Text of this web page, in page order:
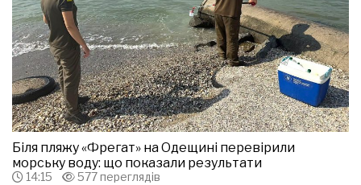
Біля пляжу «Фрегат» на Одещині перевірили
морську воду: що показали результати
14:15 577 переглядів